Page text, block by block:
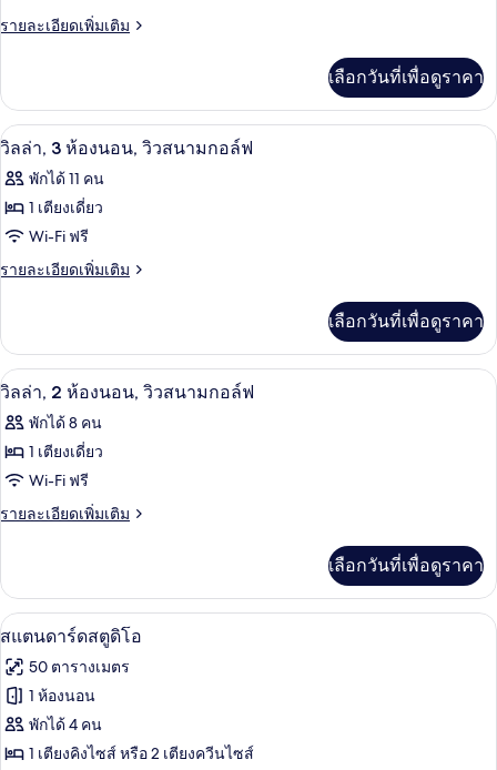
วิลล่า,
นอน,
วิว
สระ
ว่าย
น้ำ
รายละเอียดเพิ่มเติม
ราย
เกี่ยว
กับ
วิลล่า,
ห้อง
นอน,
สระ
ว่าย
น้ำ
เลือกวันที่เพื่อดูราคา
เปิด
ภาพถ่าย
ทั้งหมด
ของ
วิลล่า,
นอน,
วิว
สนาม
กอล์ฟ
11
วิลล่า, 3 ห้องนอน, วิวสนามกอล์ฟ
พักได้ 11 คน
1 เตียงเดี่ยว
Wi-Fi ฟรี
รายละเอียดเพิ่มเติม
ราย
เกี่ยว
กับ
วิลล่า,
ห้อง
นอน,
สนาม
กอล์ฟ
เลือกวันที่เพื่อดูราคา
เปิด
ภาพถ่าย
ทั้งหมด
ของ
วิลล่า,
นอน,
วิว
สนาม
กอล์ฟ
8
วิลล่า, 2 ห้องนอน, วิวสนามกอล์ฟ
พักได้ 8 คน
1 เตียงเดี่ยว
Wi-Fi ฟรี
รายละเอียดเพิ่มเติม
ราย
เกี่ยว
กับ
วิลล่า,
ห้อง
นอน,
สนาม
กอล์ฟ
เลือกวันที่เพื่อดูราคา
เปิด
ภาพถ่าย
ทั้งหมด
ของ
สแตนดาร์ด
ตู้นิรภัยในห้องพัก, พื้นที่ทำงานแบบใช้
9
สแตนดาร์ดสตูดิโอ
50 ตารางเมตร
1 ห้องนอน
พักได้ 4 คน
1 เตียงคิงไซส์ หรือ 2 เตียงควีนไซส์